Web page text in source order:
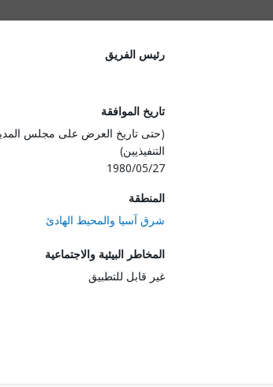
رئيس الفريق
تاريخ الموافقة
(حتى تاريخ العرض على مجلس
التنفيذيين)
1980/05/27
المنطقة
شرق آسيا والمحيط الهادئ
المخاطر البيئية والاجتماعية
غير قابل للتطبيق